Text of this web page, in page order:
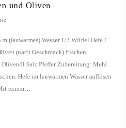
und Oliven
(lauwarmes) Wasser 1/2 Würfel Hefe 1
(nach Geschmack) frischen
Salz Pfeffer Zubereitung: Mehl
Hefe im lauwarmen Wasser auflösen
einem…